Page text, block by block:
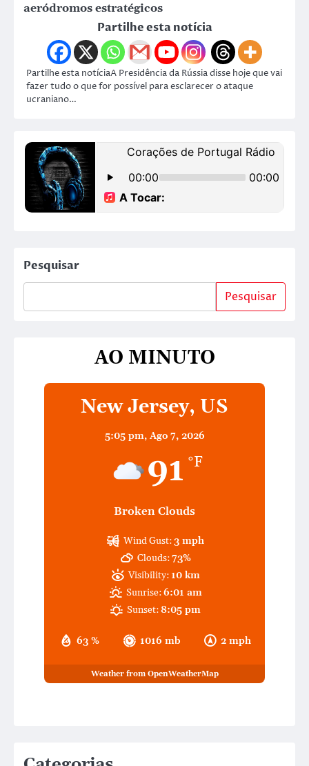
aeródromos estratégicos
Partilhe esta notícia
Partilhe esta notíciaA Presidência da Rússia disse hoje que vai
fazer tudo o que for possível para esclarecer o ataque
ucraniano…
Pesquisar
Pesquisar
AO MINUTO
New Jersey, US
5:05 pm, Ago 7, 2026
91 °F
Broken Clouds
63 % 1016 mb 2 mph
Wind Gust:3 mph
Clouds:73%
Visibility: 10 km
Sunrise:6:01 am
Sunset:8:05 pm
Weather from OpenWeatherMap